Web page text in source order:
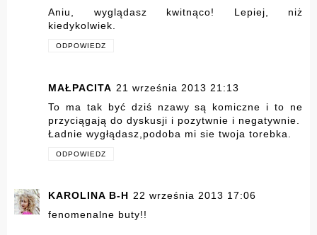
Aniu, wyglądasz kwitnąco! Lepiej, niż
kiedykolwiek.
ODPOWIEDZ
MAŁPACITA 21 września 2013 21:13
To ma tak być dziś nzawy są komiczne i to ne
przyciągają do dyskusji i pozytwnie i negatywnie.
Ładnie wygłądasz,podoba mi sie twoja torebka.
ODPOWIEDZ
KAROLINA B-H 22 września 2013 17:06
fenomenalne buty!!